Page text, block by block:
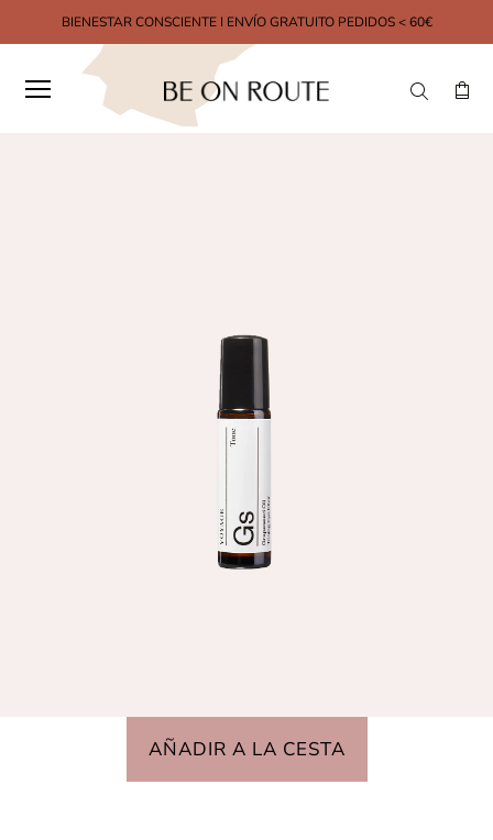
BIENESTAR CONSCIENTE I ENVÍO GRATUITO PEDIDOS < 60€
AÑADIR A LA CESTA